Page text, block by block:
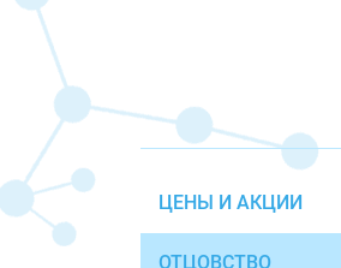
ЦЕНЫ И АКЦИИ
ОТЦОВСТВО